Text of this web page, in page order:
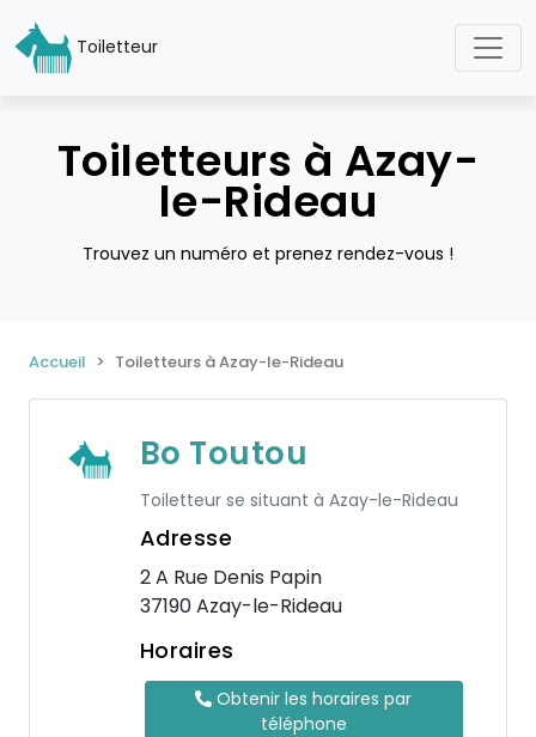
Toiletteur
Toiletteurs à Azay-
le-Rideau
Trouvez un numéro et prenez rendez-vous !
Accueil Toiletteurs à Azay-le-Rideau
Bo Toutou
Toiletteur se situant à Azay-le-Rideau
Adresse
2 A Rue Denis Papin
37190 Azay-le-Rideau
Horaires
Obtenir les horaires par
téléphone